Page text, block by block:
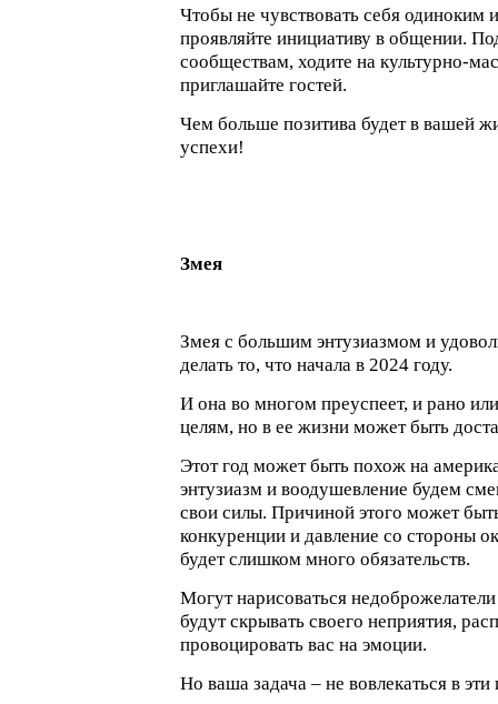
Чтобы не чувствовать себя
проявляйте инициативу в общении.
сообществам, ходите на культурно-
приглашайте гостей.
Чем больше позитива будет в вашей
успехи!
Змея
Змея с большим энтузиазмом и
делать то, что начала в 2024 году.
И она во многом преуспеет, и рано
целям, но в ее жизни может быть
Этот год может быть похож на
энтузиазм и воодушевление будем
свои силы. Причиной этого может
конкуренции и давление со стороны
будет слишком много обязательств.
Могут нарисоваться
будут скрывать своего неприятия,
провоцировать вас на эмоции.
Но ваша задача – не вовлекаться в